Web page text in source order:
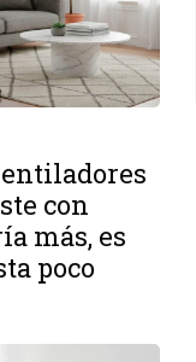
con
más, es
poco